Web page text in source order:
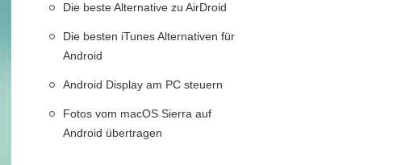
Die beste Alternative zu AirDroid
Die besten iTunes Alternativen für
Android
Android Display am PC steuern
Fotos vom macOS Sierra auf
Android übertragen